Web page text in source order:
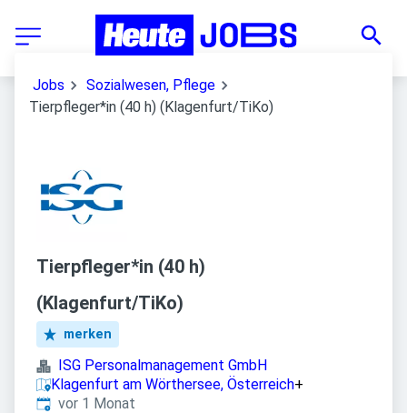
Jobs
Sozialwesen, Pflege
Tierpfleger*in (40 h) (Klagenfurt/TiKo)
Tierpfleger*in (40 h)
(Klagenfurt/TiKo)
merken
ISG Personalmanagement GmbH
Klagenfurt am Wörthersee, Österreich+
Veröffentlicht:
vor 1 Monat